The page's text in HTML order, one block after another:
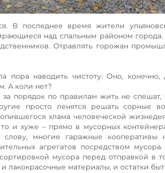
В последнее время жители
над спальным районом города.
Отравлять горожан
пора наводить чистоту. Оно,
А коли нет?
порядок по правилам жить не спешат,
просто ленятся решать сорные
хлама человеческой
и хуже – прямо в мусорных
многие гаражные кооперативы
агрегатов посредством
мусора перед отправкой в
лакокрасочные материалы, и остатки